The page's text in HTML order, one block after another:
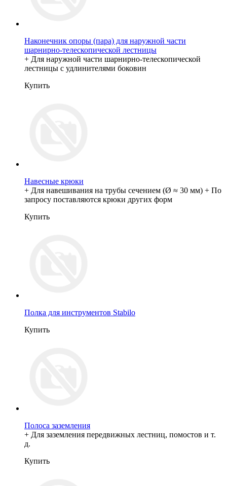
Наконечник опоры (пара) для наружной части
шарнирно-телескопической лестницы
+ Для наружной части шарнирно-телескопической
лестницы с удлинителями боковин
Купить
Навесные крюки
+ Для навешивания на трубы сечением (Ø ≈ 30 мм) + По
запросу поставляются крюки других форм
Купить
Полка для инструментов Stabilo
Купить
Полоса заземления
+ Для заземления передвижных лестниц, помостов и т.
д.
Купить